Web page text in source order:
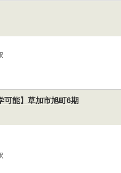
可能】草加市旭町6期